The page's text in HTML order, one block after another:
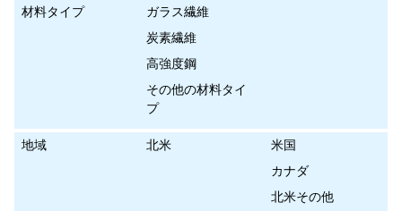
材料タイプ
ガラス繊維
炭素繊維
高強度鋼
その他の材料タイ
プ
地域 北米
米国
カナダ
北米その他